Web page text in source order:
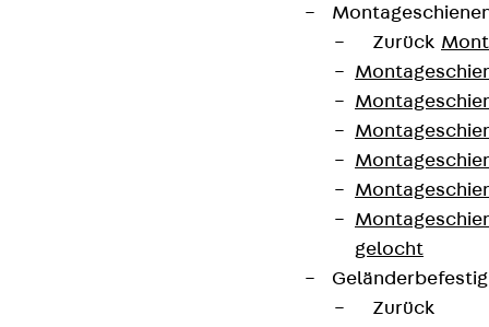
Zurück
gelocht
Zurück